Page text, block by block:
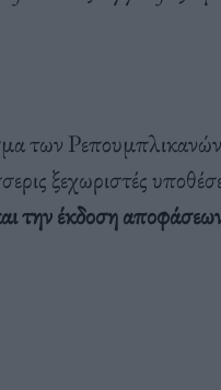
των Ρεπουμπλικανών
ξεχωριστές
την έκδοση